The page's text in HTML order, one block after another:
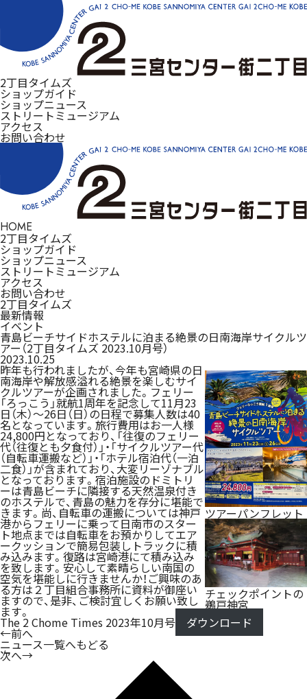
2丁目タイムズ
ショップガイド
ショップニュース
ストリートミュージアム
アクセス
お問い合わせ
HOME
2丁目タイムズ
ショップガイド
ショップニュース
ストリートミュージアム
アクセス
お問い合わせ
2丁目タイムズ
最新情報
イベント
青島ビーチサイドホステルに泊まる絶景の日南海岸サイクルツ
アー（2丁目タイムズ 2023.10月号）
2023.10.25
昨年も行われましたが、今年も宮崎県の日
南海岸や解放感溢れる絶景を楽しむサイ
クルツアーが企画されました。フェリー
「ろっこう」就航1周年を記念して11月23
日（木）～26日（日）の日程で募集人数は40
名となっています。旅行費用はお一人様
24,800円となっており、「往復のフェリー
代（往復とも夕食付）」・「サイクルツアー代
（自転車運搬など）」・「ホテル宿泊代（一泊
二食）」が含まれており、大変リーゾナブル
となっております。宿泊施設のドミトリ
ーは青島ビーチに隣接する天然温泉付き
のホステルで、青島の魅力を存分に堪能で
きます。尚、自転車の運搬については神戸
港からフェリーに乗って日南市のスター
ト地点までは自転車をお預かりしてエア
ークッションで簡易包装しトラックに積
み込みます。復路は宮崎港にて積み込み
を致します。安心して素晴らしい南国の
空気を堪能しに行きませんか！ご興味のあ
る方は２丁目組合事務所に資料が御座い
ますので、是非、ご検討宜しくお願い致し
ます。
ツアーパンフレット
チェックポイントの
鵜戸神宮
The 2 Chome Times 2023年10月号
ダウンロード
←前へ
ニュース一覧へもどる
次へ→